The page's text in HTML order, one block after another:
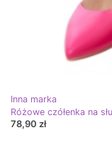
Inna marka
Różowe czółenka na
78,90 zł